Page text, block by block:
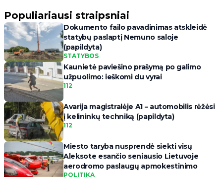
Populiariausi straipsniai
Dokumento failo pavadinimas atskleidė
statybų paslaptį Nemuno saloje
(papildyta)
STATYBOS
Kaunietė paviešino prašymą po galimo
užpuolimo: ieškomi du vyrai
112
Avarija magistralėje A1 – automobilis rėžėsi
į kelininkų techniką (papildyta)
112
Miesto taryba nusprendė siekti visų
Aleksote esančio seniausio Lietuvoje
aerodromo paslaugų apmokestinimo
POLITIKA